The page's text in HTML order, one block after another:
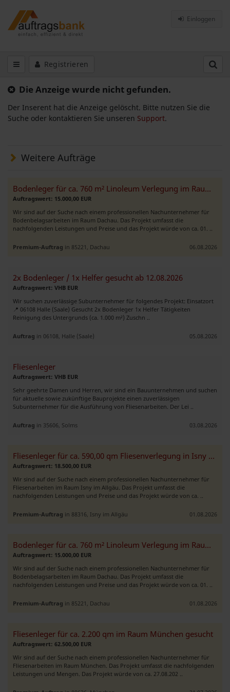
Einloggen
Registrieren
Die Anzeige wurde nicht gefunden.
Der Inserent hat die Anzeige gelöscht. Bitte nutzen Sie die
Suche oder kontaktieren Sie unseren Support.
Weitere Aufträge
Bodenleger für ca. 760 m² Linoleum Verlegung im Raum Dachau gesucht
Auftragswert: 15.000,00 EUR
Wir sind auf der Suche nach einem professionellen Nachunternehmer für
Bodenbelagsarbeiten im Raum Dachau. Das Projekt umfasst die
nachfolgenden Leistungen und Preise und das Projekt würde von ca. 01. ..
Premium-Auftrag in 85221, Dachau 06.08.2026
2x Bodenleger / 1x Helfer gesucht ab 12.08.2026
Auftragswert: VHB EUR
Wir suchen zuverlässige Subunternehmer für folgendes Projekt: Einsatzort
📍 06108 Halle (Saale) Gesucht 2x Bodenleger 1x Helfer Tätigkeiten
Reinigung des Untergrunds (ca. 1.000 m²) Zuschn ..
Auftrag in 06108, Halle (Saale) 05.08.2026
Fliesenleger
Auftragswert: VHB EUR
Sehr geehrte Damen und Herren, wir sind ein Bauunternehmen und suchen
für aktuelle sowie zukünftige Bauprojekte einen zuverlässigen
Subunternehmer für die Ausführung von Fliesenarbeiten. Der Lei ..
Auftrag in 35606, Solms 03.08.2026
Fliesenleger für ca. 590,00 qm Fliesenverlegung in Isny gesucht
Auftragswert: 18.500,00 EUR
Wir sind auf der Suche nach einem professionellen Nachunternehmer für
Fliesenarbeiten im Raum Isny im Allgäu. Das Projekt umfasst die
nachfolgenden Leistungen und Preise und das Projekt würde von ca. ..
Premium-Auftrag in 88316, Isny im Allgäu 01.08.2026
Bodenleger für ca. 760 m² Linoleum Verlegung im Raum Dachau gesucht
Auftragswert: 15.000,00 EUR
Wir sind auf der Suche nach einem professionellen Nachunternehmer für
Bodenbelagsarbeiten im Raum Dachau. Das Projekt umfasst die
nachfolgenden Leistungen und Preise und das Projekt würde von ca. 01. ..
Premium-Auftrag in 85221, Dachau 01.08.2026
Fliesenleger für ca. 2.200 qm im Raum München gesucht
Auftragswert: 62.500,00 EUR
Wir sind auf der Suche nach einem professionellen Nachunternehmer für
Fliesenarbeiten im Raum München. Das Projekt umfasst die nachfolgenden
Leistungen und Mengen. Das Projekt würde von ca. 27.08.202 ..